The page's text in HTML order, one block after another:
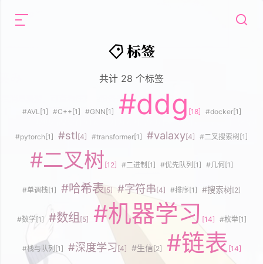
标签
共计 28 个标签
#AVL [1] #C++ [1] #GNN [1] #ddg [18] #docker[1]
#pytorch [1] #stl [4] #transformer[1] #valaxy[4] #二叉搜索树[1]
#二叉树 [12] #二进制 [1] #优先队列 [1] #几何[1]
#单调栈[1] #哈希表[5] #字符串 [4] #排序[1] #搜索树[2]
#数学[1] #数组 [5] #机器学习 [14] #枚举[1]
#栈与队列 [1] #深度学习 [4] #生信[2] #链表 [14]